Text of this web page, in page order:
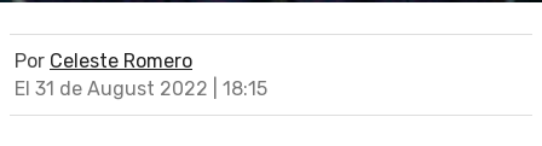
Por Celeste Romero
El 31 de August 2022 | 18:15